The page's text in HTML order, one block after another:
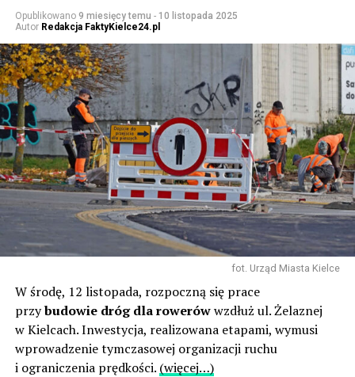
Opublikowano 9 miesięcy temu - 10 listopada 2025
Autor Redakcja FaktyKielce24.pl
fot. Urząd Miasta Kielce
W środę, 12 listopada, rozpoczną się prace
przybudowie dróg dla rowerówwzdłuż ul. Żelaznej
w Kielcach. Inwestycja, realizowana etapami, wymusi
wprowadzenie tymczasowej organizacji ruchu
i ograniczenia prędkości. (więcej…)